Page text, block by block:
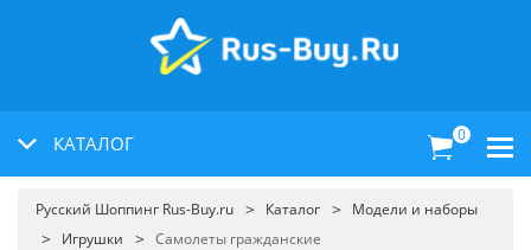
КАТАЛОГ 0
Русский Шоппинг Rus-Buy.ru Каталог
Модели и наборы
Игрушки
Самолеты гражданские